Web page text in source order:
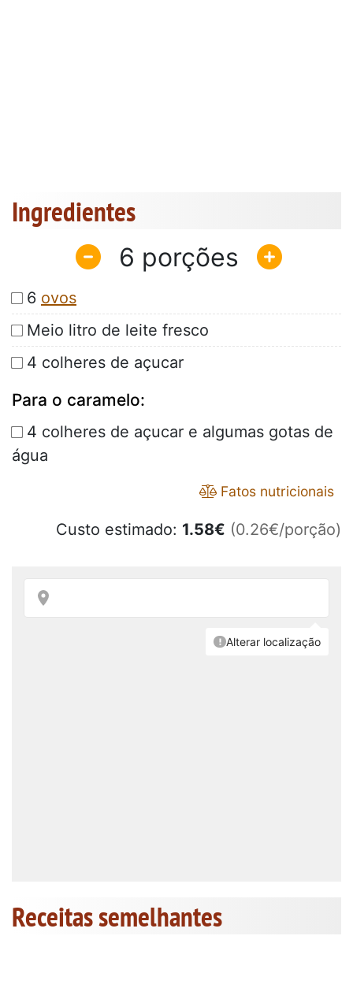
Ingredientes
6
6 ovos
Meio litro de leite fresco
4 colheres de açucar
Para o caramelo:
4 colheres de açucar e algumas gotas de
água
Fatos nutricionais
Custo estimado: 1.58€ (0.26€/porção)
Receitas semelhantes